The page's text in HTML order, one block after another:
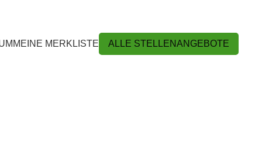
MEINE MERKLISTE ALLE STELLENANGEBOTE